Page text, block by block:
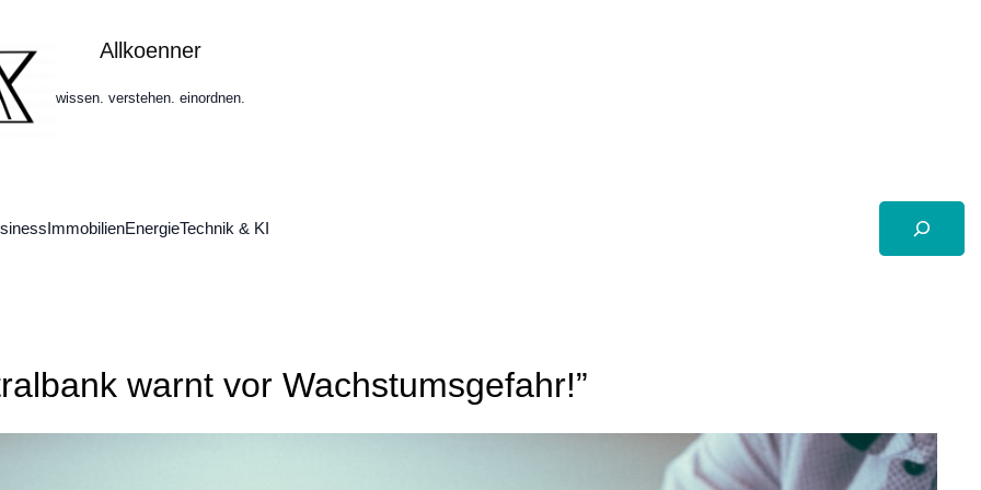
Allkoenner
wissen. verstehen. einordnen.
ImmobilienEnergieTechnik & KI
Suchen
warnt vor Wachstumsgefahr!”